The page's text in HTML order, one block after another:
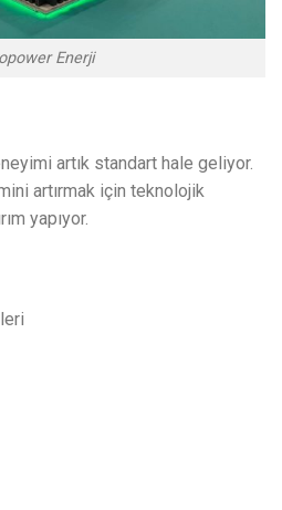
Enerji
artık standart hale geliyor.
artırmak için teknolojik
yapıyor.